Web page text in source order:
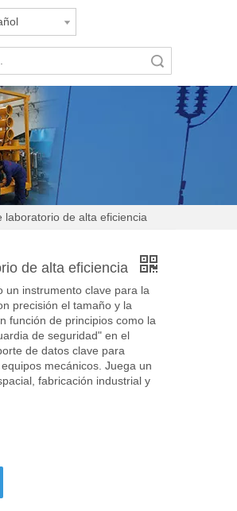
de alta eficiencia
de alta eficiencia
un instrumento clave para la
precisión el tamaño y la
función de principios como la
de seguridad" en el
de datos clave para
mecánicos. Juega un
fabricación industrial y